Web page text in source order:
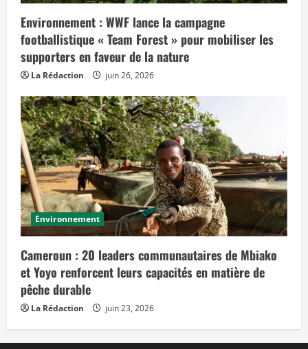
Environnement : WWF lance la campagne
footballistique « Team Forest » pour mobiliser les
supporters en faveur de la nature
La Rédaction juin 26, 2026
Environnement
Cameroun : 20 leaders communautaires de Mbiako
et Yoyo renforcent leurs capacités en matière de
pêche durable
La Rédaction juin 23, 2026